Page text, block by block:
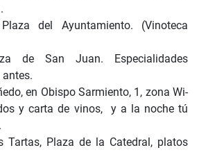
del Ayuntamiento. (Vinoteca
de San Juan. Especialidades
en Obispo Sarmiento, 1, zona Wi-
y carta de vinos, y a la noche tú
Tartas, Plaza de la Catedral, platos